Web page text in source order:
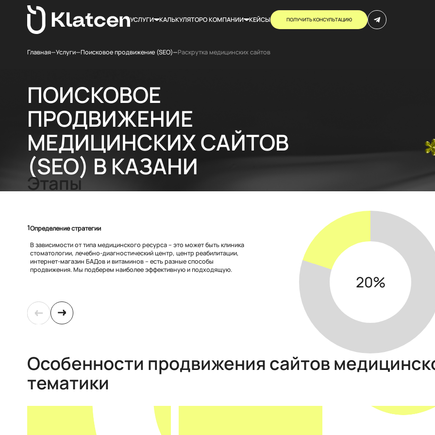
УСЛУГИ КАЛЬКУЛЯТОРО КОМПАНИИ КЕЙСЫ ПОЛУЧИТЬ КОНСУЛЬТАЦИЮ
Главная—Услуги—Поисковое продвижение (SEO)—Раскрутка медицинских сайтов
ПОИСКОВОЕ
ПРОДВИЖЕНИЕ
МЕДИЦИНСКИХ САЙТОВ
(SEO) В КАЗАНИ
Этапы
1Определение стратегии
В зависимости от типа медицинского ресурса – это может быть клиника
стоматологии, лечебно-диагностический центр, центр реабилитации,
интернет-магазин БАДов и витаминов – есть разные способы
продвижения. Мы подберем наиболее эффективную и подходящую.
Техническая и внутренняя оптимизация сайта
На первых этапах, работа будет направлена на
отображение сайта в сети и его индексирование по
Это важный этап работы, так как от него зависит
скорость дальнейшей раскрутки медицинского сайта.
20
Особенности продвижения сайтов
тематики